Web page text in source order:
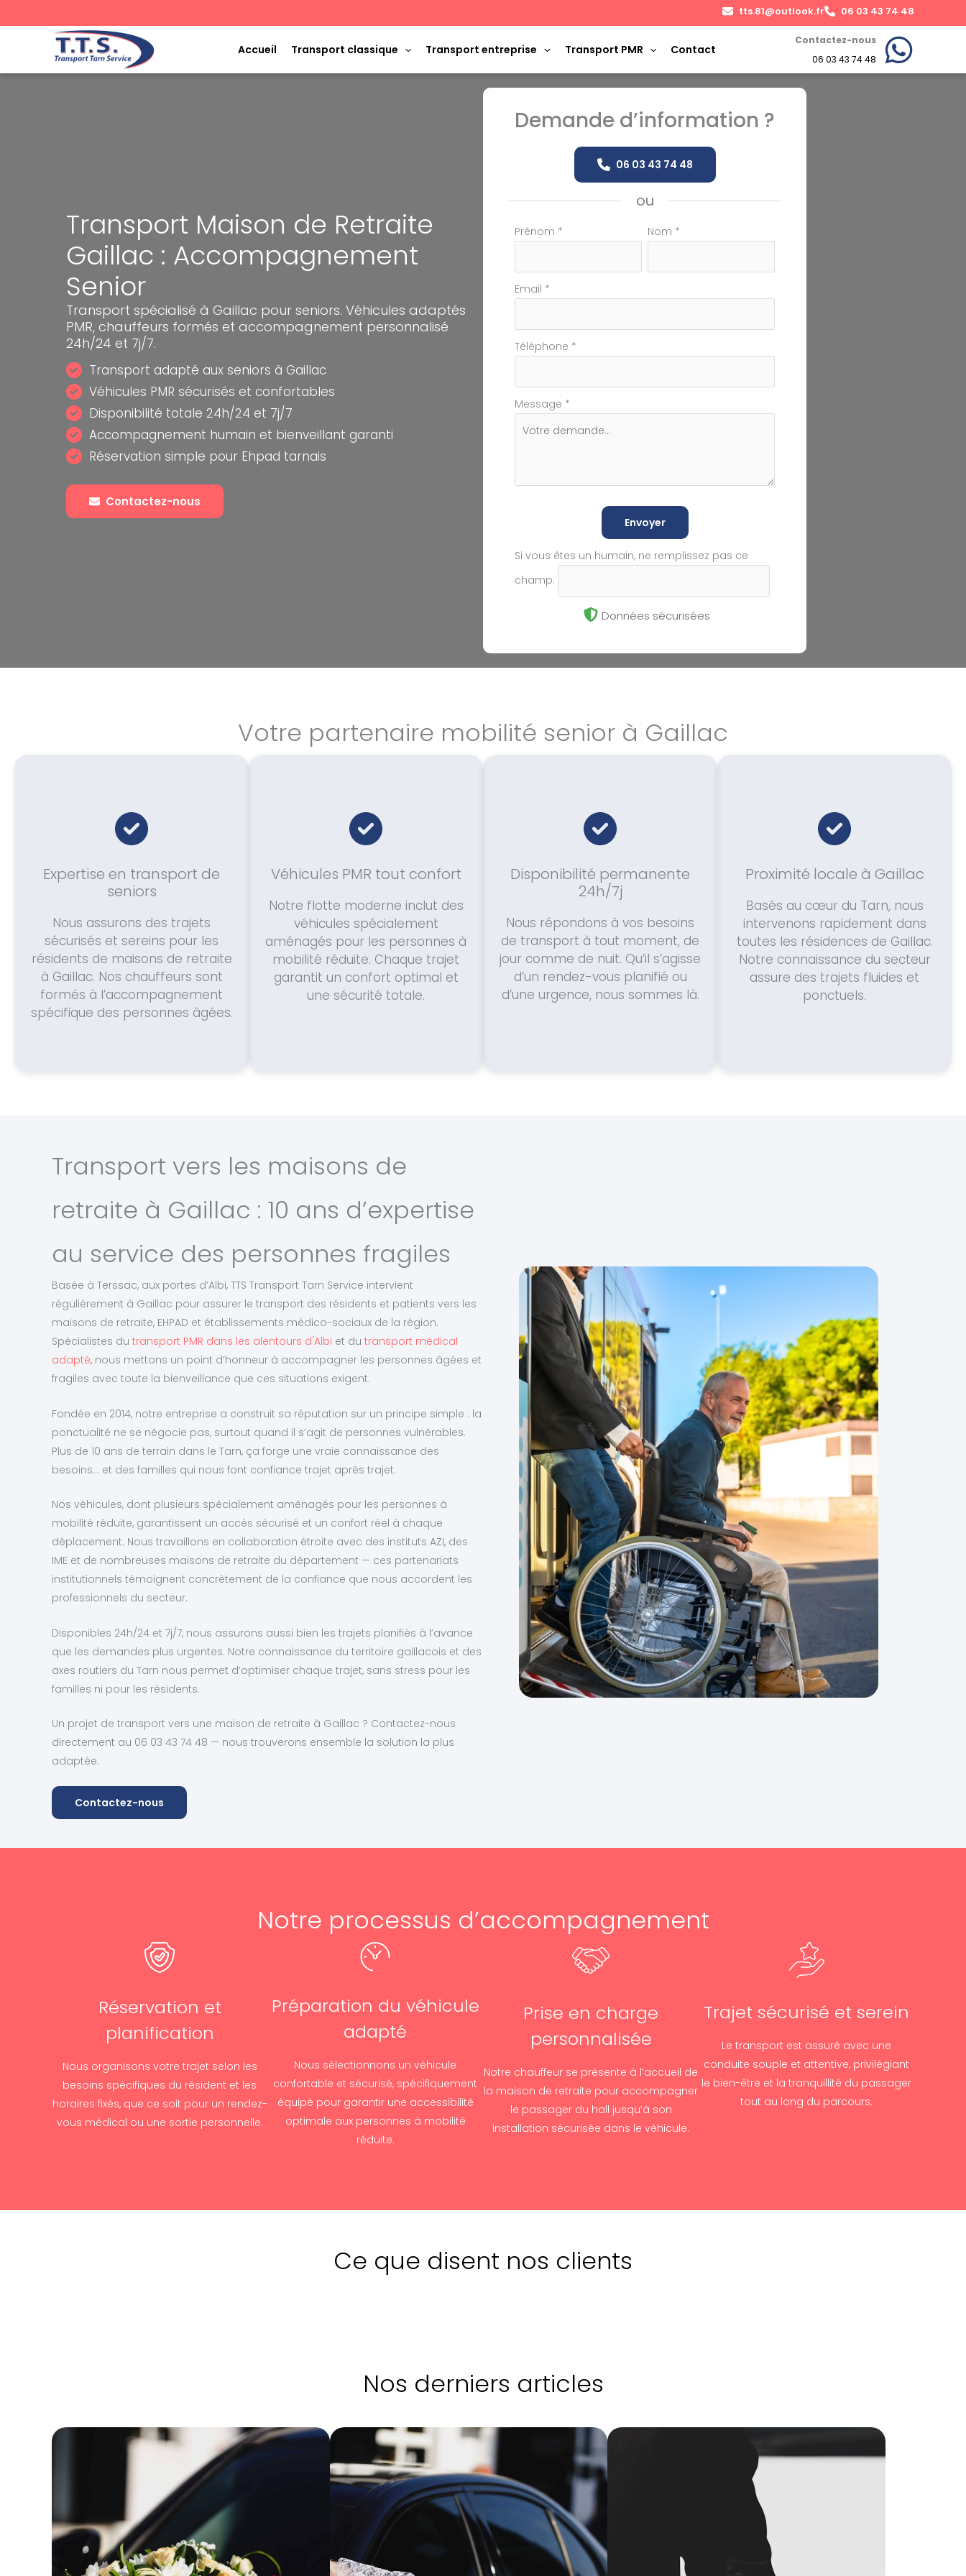
au
tts.81@outlook.fr 06 03 43 74 48
Accueil Transport classique Transport entreprise Transport PMR Contact
Contactez-nous
06 03 43 74 48
Transport Maison de Retraite
Gaillac : Accompagnement
Senior
Transport spécialisé à Gaillac pour seniors. Véhicules adaptés
PMR, chauffeurs formés et accompagnement personnalisé
24h/24 et 7j/7.
Transport adapté aux seniors à Gaillac
Véhicules PMR sécurisés et confortables
Disponibilité totale 24h/24 et 7j/7
Accompagnement humain et bienveillant garanti
Réservation simple pour Ehpad tarnais
Contactez-nous
Demande d’information ?
06 03 43 74 48
ou
Formulaire
téléphone
Prénom * Nom *
Email *
Téléphone *
Message *
Envoyer
Si vous êtes un humain, ne remplissez pas ce
champ.
Données sécurisées
Votre partenaire mobilité senior à Gaillac
Expertise en transport de
seniors
Nous assurons des trajets
sécurisés et sereins pour les
résidents de maisons de retraite
à Gaillac. Nos chauffeurs sont
formés à l’accompagnement
spécifique des personnes âgées.
Véhicules PMR tout confort
Notre flotte moderne inclut des
véhicules spécialement
aménagés pour les personnes à
mobilité réduite. Chaque trajet
garantit un confort optimal et
une sécurité totale.
Disponibilité permanente
24h/7j
Nous répondons à vos besoins
de transport à tout moment, de
jour comme de nuit. Qu’il s’agisse
d’un rendez-vous planifié ou
d’une urgence, nous sommes là.
Proximité locale à Gaillac
Basés au cœur du Tarn, nous
intervenons rapidement dans
toutes les résidences de Gaillac.
Notre connaissance du secteur
assure des trajets fluides et
ponctuels.
Transport vers les maisons de
retraite à Gaillac : 10 ans d’expertise
au service des personnes fragiles
Basée à Terssac, aux portes d’Albi, TTS Transport Tarn Service intervient
régulièrement à Gaillac pour assurer le transport des résidents et patients vers les
maisons de retraite, EHPAD et établissements médico-sociaux de la région.
Spécialistes du transport PMR dans les alentours d'Albi et du transport médical
adapté, nous mettons un point d’honneur à accompagner les personnes âgées et
fragiles avec toute la bienveillance que ces situations exigent.
Fondée en 2014, notre entreprise a construit sa réputation sur un principe simple : la
ponctualité ne se négocie pas, surtout quand il s’agit de personnes vulnérables.
Plus de 10 ans de terrain dans le Tarn, ça forge une vraie connaissance des
besoins… et des familles qui nous font confiance trajet après trajet.
Nos véhicules, dont plusieurs spécialement aménagés pour les personnes à
mobilité réduite, garantissent un accès sécurisé et un confort réel à chaque
déplacement. Nous travaillons en collaboration étroite avec des instituts AZI, des
IME et de nombreuses maisons de retraite du département — ces partenariats
institutionnels témoignent concrètement de la confiance que nous accordent les
professionnels du secteur.
Disponibles 24h/24 et 7j/7, nous assurons aussi bien les trajets planifiés à l’avance
que les demandes plus urgentes. Notre connaissance du territoire gaillacois et des
axes routiers du Tarn nous permet d’optimiser chaque trajet, sans stress pour les
familles ni pour les résidents.
Un projet de transport vers une maison de retraite à Gaillac ? Contactez-nous
directement au 06 03 43 74 48 — nous trouverons ensemble la solution la plus
adaptée.
Contactez-nous
Notre processus d’accompagnement
Réservation et
planification
Nous organisons votre trajet selon les
besoins spécifiques du résident et les
horaires fixés, que ce soit pour un rendez-
vous médical ou une sortie personnelle.
Préparation du véhicule
adapté
Nous sélectionnons un véhicule
confortable et sécurisé, spécifiquement
équipé pour garantir une accessibilité
optimale aux personnes à mobilité
réduite.
Prise en charge
personnalisée
Notre chauffeur se présente à l’accueil de
la maison de retraite pour accompagner
le passager du hall jusqu’à son
installation sécurisée dans le véhicule.
Trajet sécurisé et serein
Le transport est assuré avec une
conduite souple et attentive, privilégiant
le bien-être et la tranquillité du passager
tout au long du parcours.
Ce que disent nos clients
Nos derniers articles